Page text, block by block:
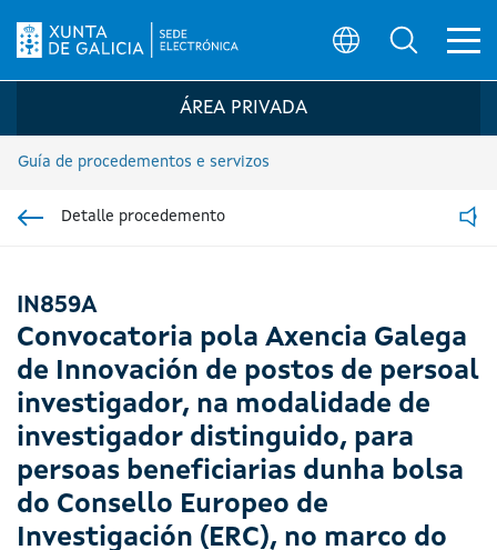
Logo da Sede electrónica da Xunta de
ÁREA PRIVADA
Guía de procedementos e servizos
Detalle procedemento
IN859A
Convocatoria pola Axencia Galega
de Innovación de postos de persoal
investigador, na modalidade de
investigador distinguido, para
persoas beneficiarias dunha bolsa
do Consello Europeo de
Investigación (ERC), no marco do